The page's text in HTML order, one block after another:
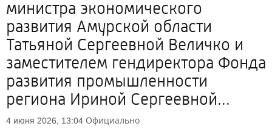
министра экономического
развития Амурской области
Татьяной Сергеевной Величко и
заместителем гендиректора Фонда
развития промышленности
региона Ириной Сергеевной...
4 июня 2026, 13:04 Официально